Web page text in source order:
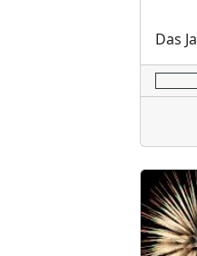
Das